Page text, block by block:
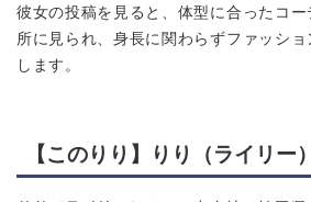
彼女の投稿を見ると、体型に合ったコ
所に見られ、身長に関わらずファッシ
します。
【このりり】りり（ライリー